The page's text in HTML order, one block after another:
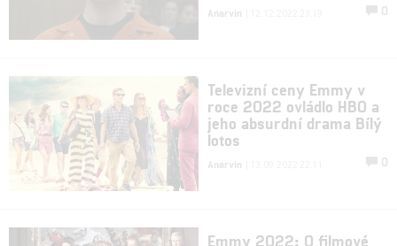
Anarvin 0
Televizní ceny Emmy v
roce 2022 ovládlo HBO a
jeho absurdní drama Bílý
lotos
Anarvin 0
Emmy 2022: O filmové